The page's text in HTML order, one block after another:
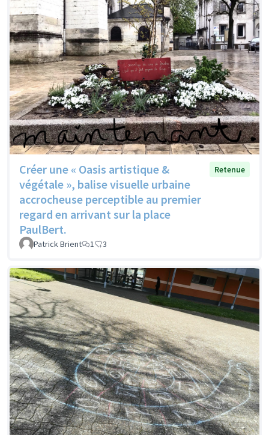
Créer une « Oasis artistique &
végétale », balise visuelle urbaine
accrocheuse perceptible au premier
regard en arrivant sur la place
PaulBert.
Retenue
Patrick Brient 1 3